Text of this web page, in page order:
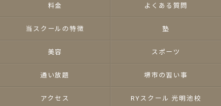
料金 よくある質問
当スクールの特徴 塾
美容 スポーツ
通い放題 堺市の習い事
アクセス RYスクール 光明池校